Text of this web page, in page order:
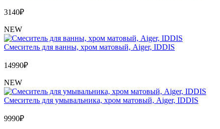
3140₽
NEW
Cмеситель для ванны, хром матовый, Aiger, IDDIS
14990₽
NEW
Cмеситель для умывальника, хром матовый, Aiger, IDDIS
9990₽